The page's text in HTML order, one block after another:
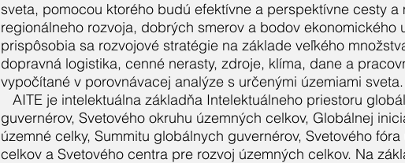
sveta, pomocou ktorého budú efektívne a perspektívne cesty a
regionálneho rozvoja, dobrých smerov a bodov ekonomického
prispôsobia sa rozvojové stratégie na základe veľkého
dopravná logistika, cenné nerasty, zdroje, klíma, dane a
vypočítané v porovnávacej analýze s určenými územiami sveta.
AITE je intelektuálna základňa Intelektuálneho priestoru
guvernérov, Svetového okruhu územných celkov, Globálnej
územné celky, Summitu globálnych guvernérov, Svetového
celkov a Svetového centra pre rozvoj územných celkov. Na